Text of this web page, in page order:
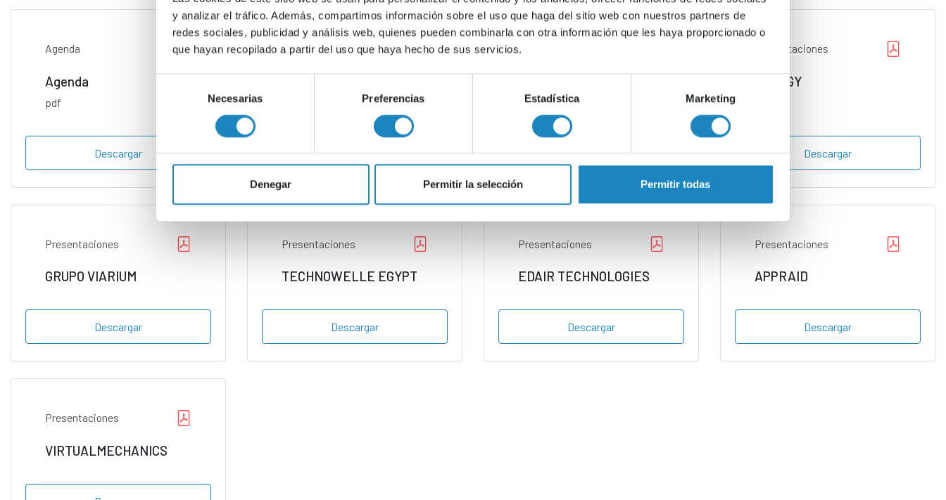
y analizar el tráfico. Además, compartimos información sobre el uso que haga del sitio web con nuestros partners de
redes sociales, publicidad y análisis web, quienes pueden combinarla con otra información que les haya proporcionado o
que hayan recopilado a partir del uso que haya hecho de sus servicios.
consentimiento
Necesarias Preferencias Estadística Marketing
Denegar Permitir la selección Permitir todas
Agenda
Agenda
pdf
Descargar
Presentaciones
Descargar
Presentaciones
Descargar
Presentaciones
ROLOGY
Descargar
Presentaciones
GRUPO VIARIUM
Descargar
Presentaciones
TECHNOWELLE EGYPT
Descargar
Presentaciones
EDAIR TECHNOLOGIES
Descargar
Presentaciones
APPRAID
Descargar
Presentaciones
VIRTUALMECHANICS